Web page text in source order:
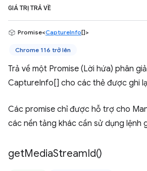
GIÁ TRỊ TRẢ VỀ
Promise<CaptureInfo[]>
Chrome 116 trở lên
Trả về một Promise (Lời hứa) phân
CaptureInfo[] cho các thẻ được ghi
Các promise chỉ được hỗ trợ cho
các nền tảng khác cần sử dụng lệnh
getMediaStreamId()